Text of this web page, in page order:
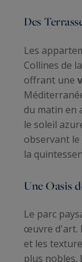
Des
Les
Collines de
offrant une
du matin en
le soleil
observant
la
Une Oasis
Le parc
œuvre d'art.
et les
plus nobles.